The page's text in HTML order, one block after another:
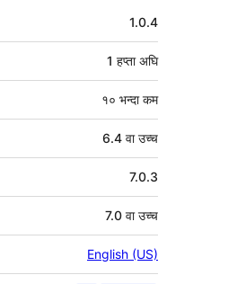
1.0.4
1 हप्ताअघि
१० भन्दा कम
6.4 वा उच्च
7.0.3
7.0 वा उच्च
English (US)